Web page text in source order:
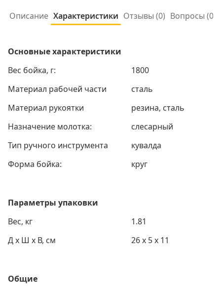
Описание Характеристики Отзывы (0) Вопросы (0
Основные характеристики
Вес бойка, г:
1800
Материал рабочей части
сталь
Материал рукоятки
резина, сталь
Назначение молотка:
слесарный
Тип ручного инструмента
кувалда
Форма бойка:
круг
Параметры упаковки
Вес, кг
1.81
Д х Ш х В, см
26 x 5 x 11
Общие